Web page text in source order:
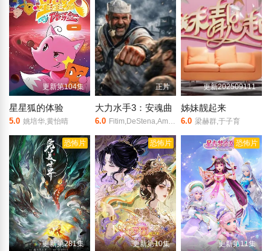
更新第104集
星星狐的体验
5.0 姚培华,黄怡晴
正片
大力水手3：安魂曲
6.0 Fitim,DeStena,Amy,Gibbons,Jack,Hyde史蒂芬·莫瑞
更新202509111
姊妹靓起来
6.0 梁赫群,于子育
恐怖片
更新第281集
恐怖片
更新第10集
恐怖片
更新第11集